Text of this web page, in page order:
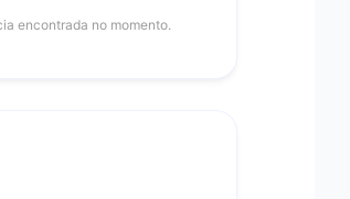
encontrada no momento.